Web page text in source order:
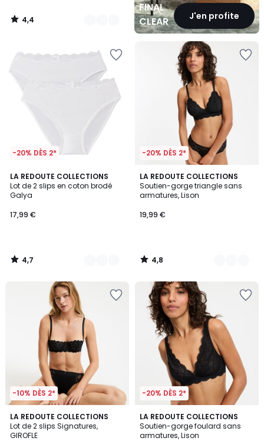
4,4
/
FINAL
CLEARANCEJ'en profite
-20% DÈS 2*
LA REDOUTE COLLECTIONS
Lot de 2 slips en coton brodé
Galya
17,99 €
4,7
/ 5
4
Couleurs
4,7
/
-20% DÈS 2*
LA REDOUTE COLLECTIONS
Soutien-gorge triangle sans
armatures, Lison
19,99 €
4,8
/ 5
3
Couleurs
4,8
/
-10% DÈS 2*
LA REDOUTE COLLECTIONS
Lot de 2 slips Signatures,
GIROFLE
4,7
/ 5
3
Couleurs
-20% DÈS 2*
LA REDOUTE COLLECTIONS
Soutien-gorge foulard sans
armatures, Lison
4,5
/ 5
3
Couleurs